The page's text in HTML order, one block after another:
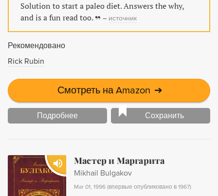
Solution to start a paleo diet. Answers the why,
and is a fun read too.
– источник
Рекомендовано
Rick Rubin
Смотреть на Amazon ➔
Подробнее Сохранить
Мастер и Маргарита
Mikhail Bulgakov
Mar 01, 1996 (впервые опубликовано в 1967)